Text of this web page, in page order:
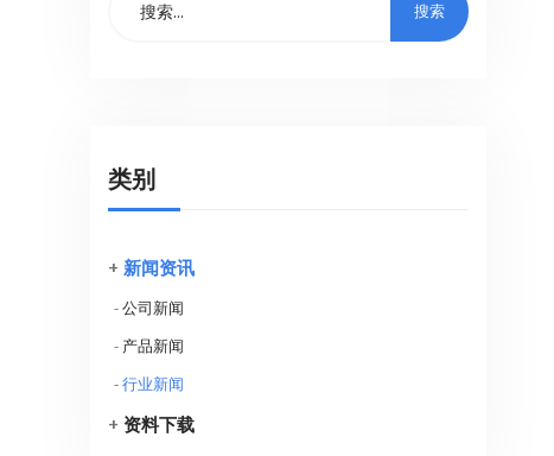
类别
+ 新闻资讯
-公司新闻
- 产品新闻
-行业新闻
+ 资料下载